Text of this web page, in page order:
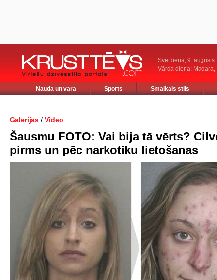
Svētdiena, 9. augusts
Vārda diena: Madara,
Nauda un vara Sports Smalkais stils
Galerijas / Video
Šausmu FOTO: Vai bija tā vērts?
pirms un pēc narkotiku lietošanas